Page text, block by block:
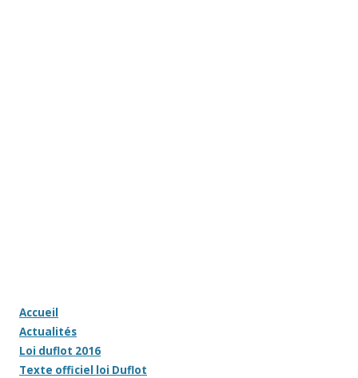
Accueil
Actualités
Loi duflot 2016
Texte officiel loi Duflot